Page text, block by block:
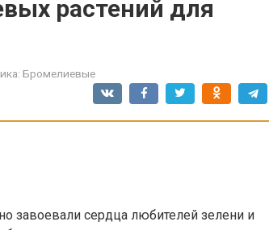
растений для
Бромелиевые
завоевали сердца любителей зелени и